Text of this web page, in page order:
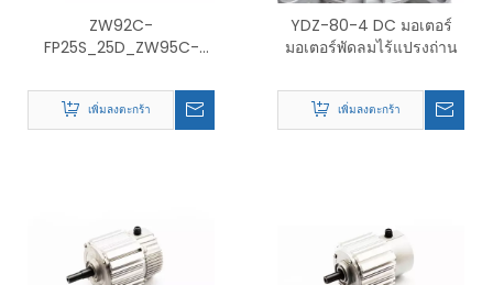
ZW92C-
FP25S_25D_ZW95C-
BLDC ชุดคอยล์พัดลม
มอเตอร์ - ผู้ผลิตเครื่องปรับ
อากาศ
เพิ่มลงตะกร้า
YDZ-80-4 DC มอเตอร์
มอเตอร์พัดลมไร้แปรงถ่าน
เพิ่มลงตะกร้า